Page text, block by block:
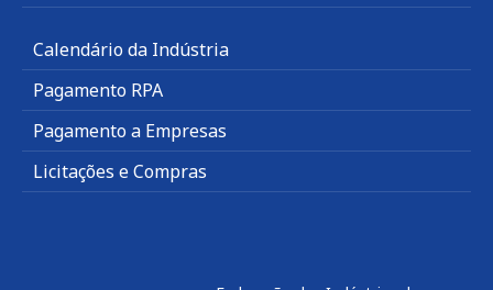
Calendário da Indústria
Pagamento RPA
Pagamento a Empresas
Licitações e Compras